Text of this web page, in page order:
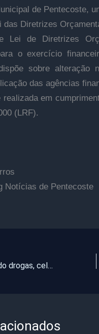
de Pentecoste,
das Diretrizes
Lei de Diretrizes
o exercício
sobre alteração
das agências
realizada em
(LRF).
Notícias de Pentecoste
Drones estão levando drogas, celulares e pornografia para prisões